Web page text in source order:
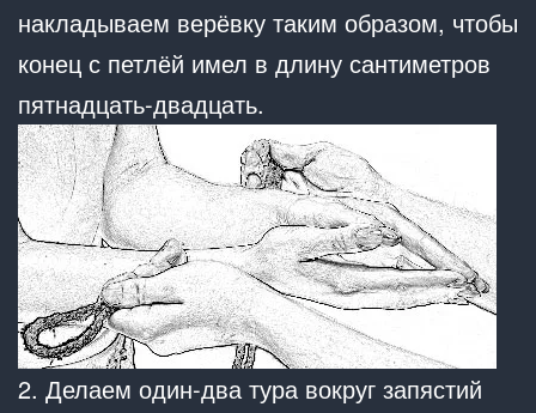
накладываем верёвку таким образом, чтобы
конец с петлёй имел в длину сантиметров
пятнадцать-двадцать.
2. Делаем один-два тура вокруг запястий